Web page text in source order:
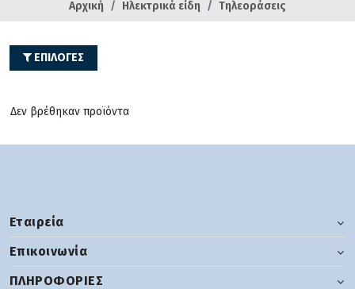
Αρχική Ηλεκτρικά είδη Τηλεοράσεις
ΕΠΙΛΟΓΕΣ
Δεν βρέθηκαν προϊόντα
Εταιρεία
Επικοινωνία
ΠΛΗΡΟΦΟΡΙΕΣ